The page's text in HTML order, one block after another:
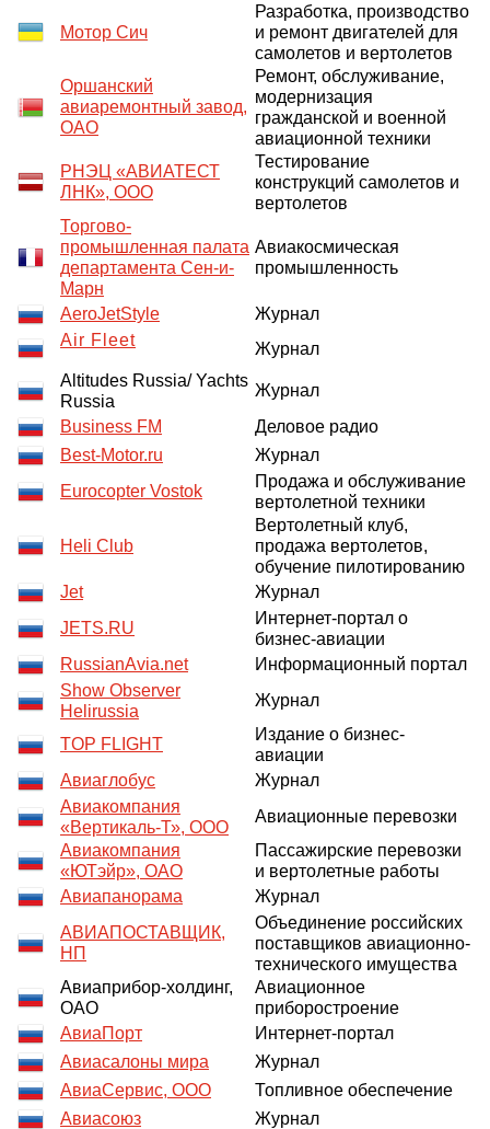
Мотор Сич
Разработка, производство
и ремонт двигателей для
самолетов и вертолетов
Оршанский
авиаремонтный завод,
ОАО
Ремонт, обслуживание,
модернизация
гражданской и военной
авиационной техники
РНЭЦ «АВИАТЕСТ
ЛНК», ООО
Тестирование
конструкций самолетов и
вертолетов
Торгово-
промышленная палата
департамента Сен-и-
Марн
Авиакосмическая
промышленность
AeroJetStyle
Журнал
Air Fleet
Журнал
Altitudes Russia/ Yachts
Russia
Журнал
Business FM
Деловое радио
Best-Motor.ru
Журнал
Eurocopter Vostok
Продажа и обслуживание
вертолетной техники
Heli Club
Вертолетный клуб,
продажа вертолетов,
обучение пилотированию
Jet
Журнал
JETS.RU
Интернет-портал о
бизнес-авиации
RussianAvia.net
Информационный портал
Show Observer
Helirussia
Журнал
TOP FLIGHT
Издание о бизнес-
авиации
Авиаглобус
Журнал
Авиакомпания
«Вертикаль-Т», ООО
Авиационные перевозки
Авиакомпания
«ЮТэйр», ОАО
Пассажирские перевозки
и вертолетные работы
Авиапанорама
Журнал
АВИАПОСТАВЩИК,
НП
Объединение российских
поставщиков авиационно-
технического имущества
Авиаприбор-холдинг,
ОАО
Авиационное
приборостроение
АвиаПорт
Интернет-портал
Авиасалоны мира
Журнал
АвиаСервис, ООО
Топливное обеспечение
Авиасоюз
Журнал